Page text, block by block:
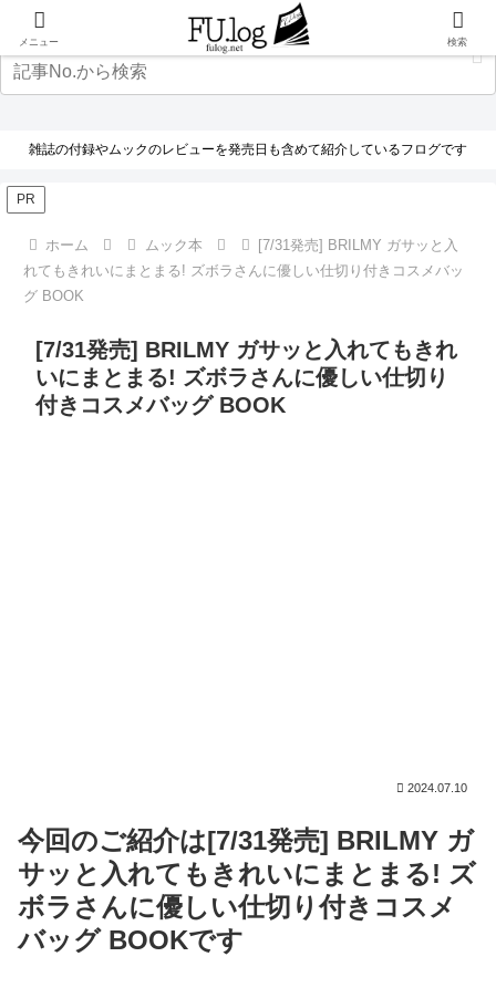
雑誌の付録やムックのレビューを発売日も含めて紹介しているフログです
PR
ホーム ムック本
[7/31発売] BRILMY ガサッと入
れてもきれいにまとまる! ズボラさんに優しい仕切り付きコスメバッ
グ BOOK
[7/31発売] BRILMY ガサッと入れてもきれ
いにまとまる! ズボラさんに優しい仕切り
付きコスメバッグ BOOK
2024.07.10
今回のご紹介は[7/31発売] BRILMY ガ
サッと入れてもきれいにまとまる! ズ
ボラさんに優しい仕切り付きコスメ
バッグ BOOKです
メニュー 検索